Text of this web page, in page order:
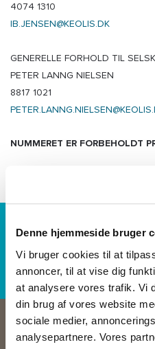
Denne hjemmeside bruger
Vi bruger cookies til at
annoncer, til at vise dig
at analysere vores trafik. Vi
din brug af vores website
sociale medier,
analysepartnere. Vores
4074 1310
IB.JENSEN@KEOLIS.DK
GENERELLE FORHOLD TIL
PETER LANNG NIELSEN
8817 1021
NUMMERET ER FORBEHOLDT
WE
WE
WE